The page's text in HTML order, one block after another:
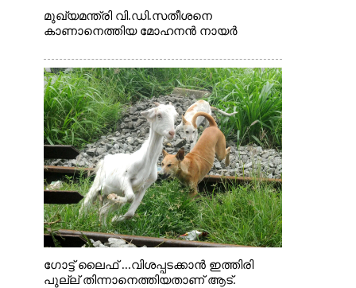
മുഖ്യമന്ത്രി വി.ഡി.സതീശനെ
കാണാനെത്തിയ മോഹനൻ നായർ
ഗോട്ട് ലൈഫ് ...വിശപ്പടക്കാൻ ഇത്തിരി
പുല്ല് തിന്നാനെത്തിയതാണ് ആട്.